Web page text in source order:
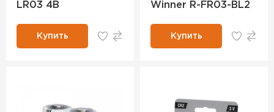
LR03 4B
Купить
Winner R-FR03-BL2
Купить